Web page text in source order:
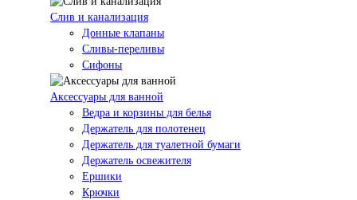
Слив и канализация
Донные клапаны
Сливы-переливы
Сифоны
Аксессуары для ванной
Ведра и корзины для белья
Держатель для полотенец
Держатель для туалетной бумаги
Держатель освежителя
Ершики
Крючки